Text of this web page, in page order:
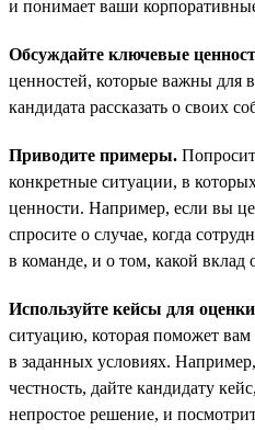
и понимает ваши
Обсуждайте ключевые
ценностей, которые важны для
кандидата рассказать о своих
Приводите примеры.
конкретные ситуации, в
ценности. Например, если вы
спросите о случае, когда
в команде, и о том, какой вклад
Используйте кейсы для
ситуацию, которая поможет вам
в заданных условиях.
честность, дайте кандидату
непростое решение, и